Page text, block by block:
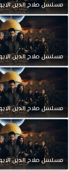
مسلسل صلاحالدين
مسلسل صلاحالدين
مسلسل صلاحالدين
مسلسل صلاحالدين